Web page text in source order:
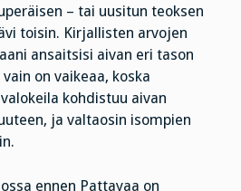
– tai uusitun teoksen
toisin. Kirjallisten arvojen
ansaitsisi aivan eri tason
on vaikeaa, koska
kohdistuu aivan
ja valtaosin isompien
ennen Pattayaa on